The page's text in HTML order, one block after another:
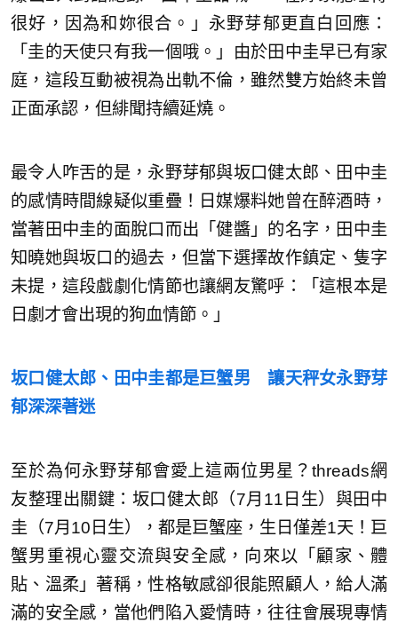
很好，因為和妳很合。」永野芽郁更直白回應：
「圭的天使只有我一個哦。」由於田中圭早已有家
庭，這段互動被視為出軌不倫，雖然雙方始終未曾
正面承認，但緋聞持續延燒。
最令人咋舌的是，永野芽郁與坂口健太郎、田中圭
的感情時間線疑似重疊！日媒爆料她曾在醉酒時，
當著田中圭的面脫口而出「健醬」的名字，田中圭
知曉她與坂口的過去，但當下選擇故作鎮定、隻字
未提，這段戲劇化情節也讓網友驚呼：「這根本是
日劇才會出現的狗血情節。」
坂口健太郎、田中圭都是巨蟹男 讓天秤女永野芽
郁深深著迷
至於為何永野芽郁會愛上這兩位男星？threads網
友整理出關鍵：坂口健太郎（7月11日生）與田中
圭（7月10日生），都是巨蟹座，生日僅差1天！巨
蟹男重視心靈交流與安全感，向來以「顧家、體
貼、溫柔」著稱，性格敏感卻很能照顧人，給人滿
滿的安全感，當他們陷入愛情時，往往會展現專情